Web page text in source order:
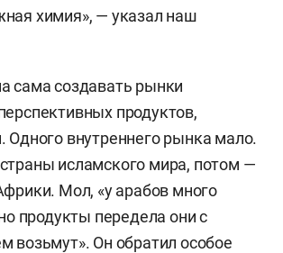
химия», — указал наш
сама создавать рынки
продуктов,
Одного внутреннего рынка мало.
исламского мира, потом —
Мол, «у арабов много
продукты передела они с
возьмут». Он обратил особое